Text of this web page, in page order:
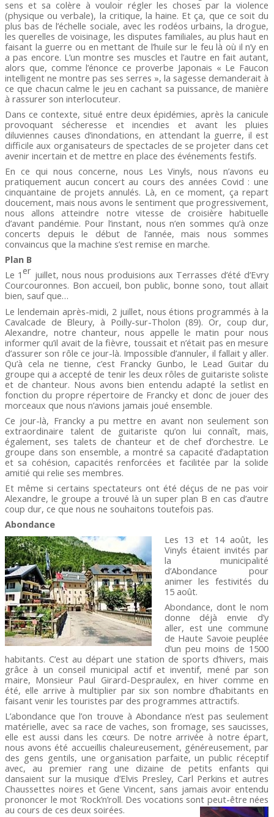
sens et sa colère à vouloir régler les choses par la violence
(physique ou verbale), la critique, la haine. Et ça, que ce soit du
plus bas de l’échelle sociale, avec les rodéos urbains, la drogue,
les querelles de voisinage, les disputes familiales, au plus haut en
faisant la guerre ou en mettant de l’huile sur le feu là où il n’y en
a pas encore. L’un montre ses muscles et l’autre en fait autant,
alors que, comme l’énonce ce proverbe Japonais « Le Faucon
intelligent ne montre pas ses serres », la sagesse demanderait à
ce que chacun calme le jeu en cachant sa puissance, de manière
à rassurer son interlocuteur.
Dans ce contexte, situé entre deux épidémies, après la canicule
provoquant sécheresse et incendies et avant les pluies
diluviennes causes d’inondations, en attendant la guerre, il est
difficile aux organisateurs de spectacles de se projeter dans cet
avenir incertain et de mettre en place des événements festifs.
En ce qui nous concerne, nous Les Vinyls, nous n’avons eu
pratiquement aucun concert au cours des années Covid : une
cinquantaine de projets annulés. Là, en ce moment, ça repart
doucement, mais nous avons le sentiment que progressivement,
nous allons atteindre notre vitesse de croisière habituelle
d’avant pandémie. Pour l’instant, nous n’en sommes qu’à onze
concerts depuis le début de l’année, mais nous sommes
convaincus que la machine s’est remise en marche.
Plan B
Le 1er juillet, nous nous produisions aux Terrasses d’été d’Evry
Courcouronnes. Bon accueil, bon public, bonne sono, tout allait
bien, sauf que…
Le lendemain après-midi, 2 juillet, nous étions programmés à la
Cavalcade de Bleury, à Poilly-sur-Tholon (89). Or, coup dur,
Alexandre, notre chanteur, nous appelle le matin pour nous
informer qu’il avait de la fièvre, toussait et n’était pas en mesure
d’assurer son rôle ce jour-là. Impossible d’annuler, il fallait y aller.
Qu’à cela ne tienne, c’est Francky Gunbo, le Lead Guitar du
groupe qui a accepté de tenir les deux rôles de guitariste soliste
et de chanteur. Nous avons bien entendu adapté la setlist en
fonction du propre répertoire de Francky et donc de jouer des
morceaux que nous n’avions jamais joué ensemble.
Ce jour-là, Francky a pu mettre en avant non seulement son
extraordinaire talent de guitariste qu’on lui connaît, mais,
également, ses talets de chanteur et de chef d’orchestre. Le
groupe dans son ensemble, a montré sa capacité d’adaptation
et sa cohésion, capacités renforcées et facilitée par la solide
amitié qui relie ses membres.
Et même si certains spectateurs ont été déçus de ne pas voir
Alexandre, le groupe a trouvé là un super plan B en cas d’autre
coup dur, ce que nous ne souhaitons toutefois pas.
Abondance
Les 13 et 14 août, les
Vinyls étaient invités par
la municipalité
d’Abondance pour
animer les festivités du
15 août.
Abondance, dont le nom
donne déjà envie d’y
aller, est une commune
de Haute Savoie peuplée
d’un peu moins de 1500
habitants. C’est au départ une station de sports d’hivers, mais
grâce à un conseil municipal actif et inventif, mené par son
maire, Monsieur Paul Girard-Despraulex, en hiver comme en
été, elle arrive à multiplier par six son nombre d’habitants en
faisant venir les touristes par des programmes attractifs.
L’abondance que l’on trouve à Abondance n’est pas seulement
matérielle, avec sa race de vaches, son fromage, ses saucisses,
elle est aussi dans les cœurs. De notre arrivée à notre épart,
nous avons été accueillis chaleureusement, généreusement, par
des gens gentils, une organisation parfaite, un public réceptif
avec, au premier rang une dizaine de petits enfants qui
dansaient sur la musique d’Elvis Presley, Carl Perkins et autres
Chaussettes noires et Gene Vincent, sans jamais avoir entendu
prononcer le mot ‘Rock’n’roll. Des vocations sont peut-être nées
au cours de ces deux soirées.